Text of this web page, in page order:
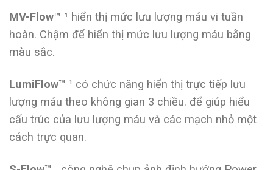
MV-Flow™ ¹ hiển thị mức lưu lượng máu vi tuần
hoàn. Chậm để hiển thị mức lưu lượng máu bằng
màu sắc.
LumiFlow™ ¹ có chức năng hiển thị trực tiếp lưu
lượng máu theo không gian 3 chiều. để giúp hiểu
cấu trúc của lưu lượng máu và các mạch nhỏ một
cách trực quan.